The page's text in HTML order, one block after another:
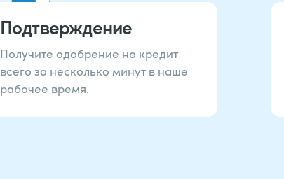
Подтверждение
Получите одобрение на кредит
всего за несколько минут в наше
рабочее время.